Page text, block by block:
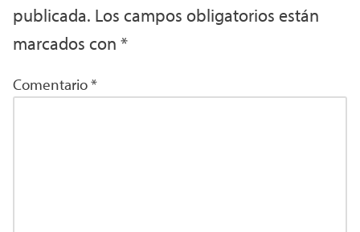
publicada. Los campos obligatorios están
marcados con *
Comentario*